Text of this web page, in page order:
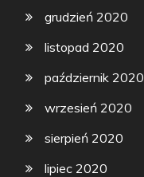
grudzień 2020
listopad 2020
październik 2020
wrzesień 2020
sierpień 2020
lipiec 2020